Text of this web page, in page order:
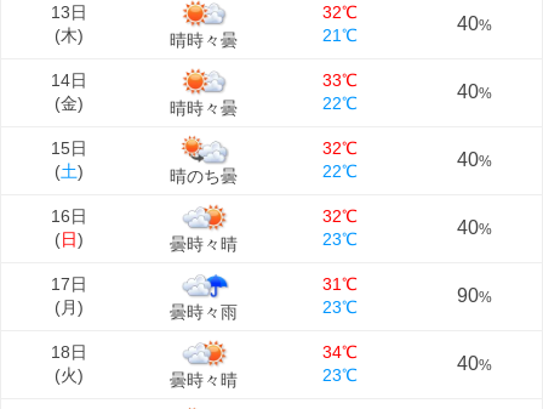
13日
(木) 晴時々曇
32℃
21℃
40%
14日
(金) 晴時々曇
33℃
22℃
40%
15日
(土) 晴のち曇
32℃
22℃
40%
16日
(日) 曇時々晴
32℃
23℃
40%
17日
(月) 曇時々雨
31℃
23℃
90%
18日
(火) 曇時々晴
34℃
23℃
40%